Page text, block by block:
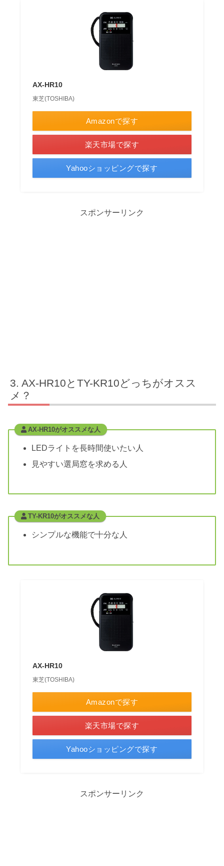
AX-HR10
東芝(TOSHIBA)
Amazonで探す
楽天市場で探す
Yahooショッピングで探す
スポンサーリンク
AX-HR10とTY-KR10どっちがオスス
メ？
AX-HR10がオススメな人
LEDライトを長時間使いたい人
見やすい選局窓を求める人
TY-KR10がオススメな人
シンプルな機能で十分な人
AX-HR10
東芝(TOSHIBA)
Amazonで探す
楽天市場で探す
Yahooショッピングで探す
スポンサーリンク